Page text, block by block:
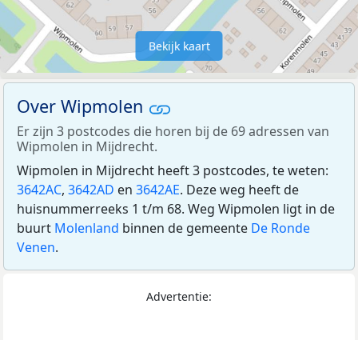
Bekijk kaart
Over Wipmolen
Er zijn 3 postcodes die horen bij de 69 adressen van
Wipmolen in Mijdrecht.
Wipmolen in Mijdrecht heeft 3 postcodes, te weten:
3642AC, 3642AD en 3642AE. Deze weg heeft de
huisnummerreeks 1 t/m 68. Weg Wipmolen ligt in de
buurt Molenland binnen de gemeente De Ronde
Venen.
Advertentie: